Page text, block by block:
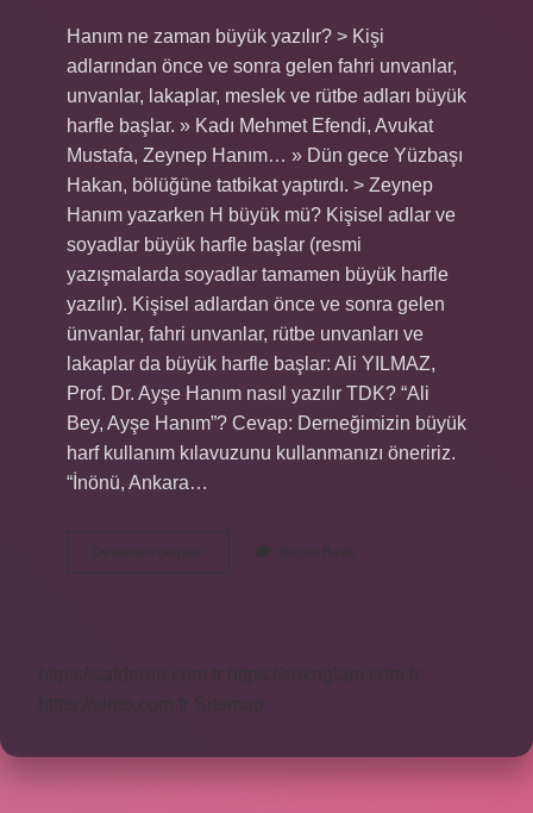
Hanım ne zaman büyük yazılır? > Kişi
adlarından önce ve sonra gelen fahri unvanlar,
unvanlar, lakaplar, meslek ve rütbe adları büyük
harfle başlar. » Kadı Mehmet Efendi, Avukat
Mustafa, Zeynep Hanım… » Dün gece Yüzbaşı
Hakan, bölüğüne tatbikat yaptırdı. > Zeynep
Hanım yazarken H büyük mü? Kişisel adlar ve
soyadlar büyük harfle başlar (resmi
yazışmalarda soyadlar tamamen büyük harfle
yazılır). Kişisel adlardan önce ve sonra gelen
ünvanlar, fahri unvanlar, rütbe unvanları ve
lakaplar da büyük harfle başlar: Ali YILMAZ,
Prof. Dr. Ayşe Hanım nasıl yazılır TDK? “Ali
Bey, Ayşe Hanım”? Cevap: Derneğimizin büyük
harf kullanım kılavuzunu kullanmanızı öneririz.
“İnönü, Ankara…
Devamını okuyun
Büyük
Yorum Bırak
https://safderun.com.tr
https://sokoglam.com.tr
https://sinto.com.tr Sitemap